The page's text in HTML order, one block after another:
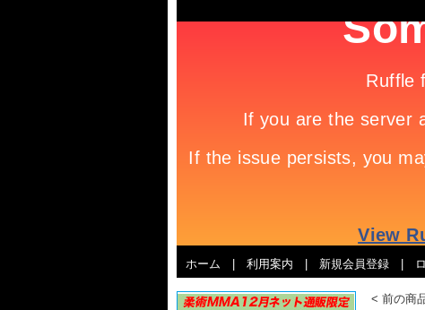
ホーム 利用案内 新規会員登録
< 前の商